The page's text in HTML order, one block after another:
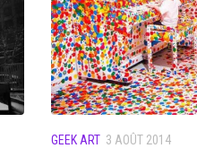
GEEK ART 3 AOÛT 2014